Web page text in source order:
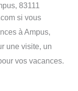
83111
si vous
à Ampus,
une visite, un
vos vacances.